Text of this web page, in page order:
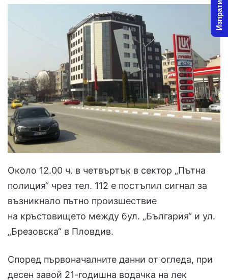
Около 12.00 ч. в четвъртък в сектор „Пътна
полиция“ чрез тел. 112 е постъпил сигнал за
възникнало пътно произшествие
на кръстовището между бул. „България“ и ул.
„Брезовска“ в Пловдив.
Според първоначалните данни от огледа, при
десен завой 21-годишна водачка на лек